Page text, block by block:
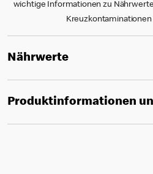
wichtige Informationen zu
Nährwerte
Produktinformationen